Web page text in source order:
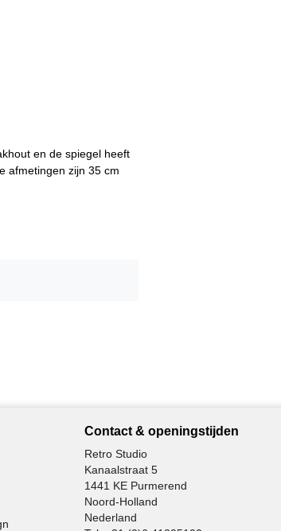
en de spiegel heeft
afmetingen zijn 35 cm
Contact & openingstijden
Retro Studio
Kanaalstraat 5
1441 KE Purmerend
Noord-Holland
Nederland